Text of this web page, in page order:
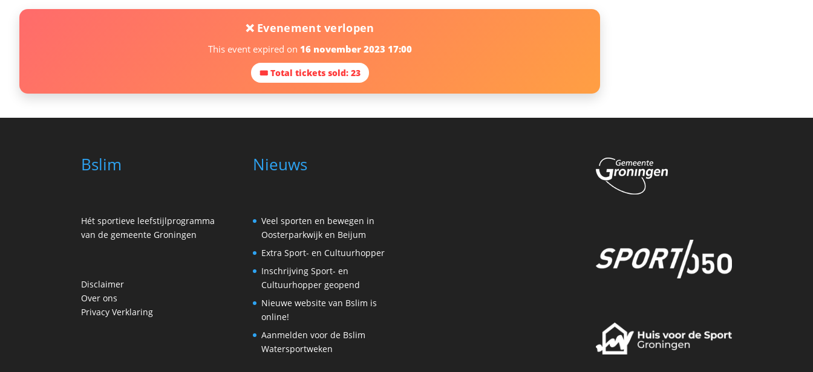
❌ Evenement verlopen
This event expired on 16 november 2023 17:00
🎟 Total tickets sold: 23
Bslim
Hét sportieve leefstijlprogramma
van de gemeente Groningen
Disclaimer
Over ons
Privacy Verklaring
Nieuws
Veel sporten en bewegen in
Oosterparkwijk en Beijum
Extra Sport- en Cultuurhopper
Inschrijving Sport- en
Cultuurhopper geopend
Nieuwe website van Bslim is
online!
Aanmelden voor de Bslim
Watersportweken